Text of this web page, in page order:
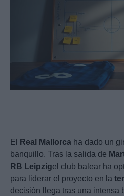
El Real Mallorca ha dado un
banquillo. Tras la salida de
RB Leipzigel club balear ha
para liderar el proyecto en la
decisión llega tras una intensa